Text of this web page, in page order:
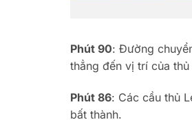
Phút 90: Đường
thẳng đến vị trí của thủ
Phút 86: Các cầu thủ
bất thành.